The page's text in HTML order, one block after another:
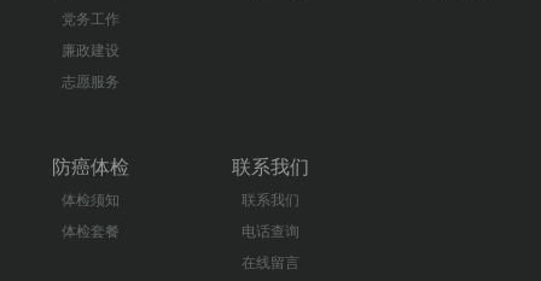
党务工作
廉政建设
志愿服务
防癌体检
体检须知
体检套餐
联系我们
联系我们
电话查询
在线留言